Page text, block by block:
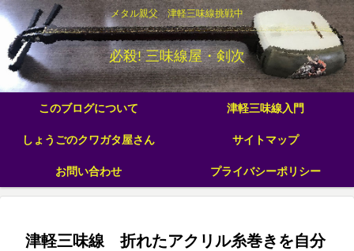
メタル親父 津軽三味線挑戦中
必殺! 三味線屋・剣次
このブログについて 津軽三味線入門
しょうごのクワガタ屋さん サイトマップ
お問い合わせ プライバシーポリシー
津軽三味線 折れたアクリル糸巻きを自分